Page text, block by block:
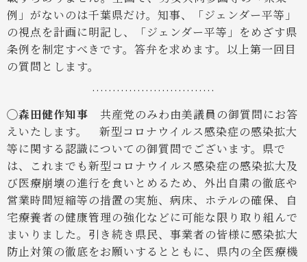
例」がないのは千葉県だけ。知事、「ジェンダー平等」
の視点を計画に明記し、「ジェンダー平等」をめざす県
条例を制定すべきです。答弁を求めます。以上第一回目
の質問とします。
…………………………
◯森田健作知事 共産党のみわ由美議員の御質問にお答
えいたします。
新型コロナウイルス感染症の感染拡大
等に関する認識についての御質問でございます。県で
は、これまでも新型コロナウイルス感染症の感染拡大及
び医療崩壊の進行を食いとめるため、外出自粛の徹底や
営業時間短縮等の措置の実施、病床、ホテルの確保、自
宅療養者の健康管理の強化などに可能な限り取り組んで
まいりました。引き続き県民、事業者の皆様に感染拡大
防止対策の徹底をお願いするとともに、県内の全医療機